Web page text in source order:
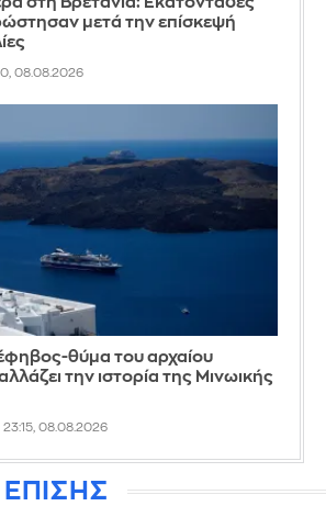
μετά την επίσκεψή
08.08.2026
θύμα του αρχαίου
την ιστορία της Μινωικής
23:15, 08.08.2026